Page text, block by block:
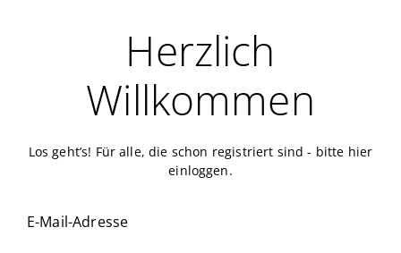
Herzlich
Willkommen
Los geht’s! Für alle, die schon registriert sind - bitte hier
einloggen.
E-Mail-Adresse